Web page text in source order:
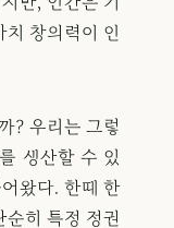
창의력이 인
? 우리는 그렇
생산할 수 있
왔다. 한때 한
히 특정 정권